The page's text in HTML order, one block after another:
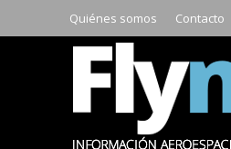
Quiénes somos Contacto